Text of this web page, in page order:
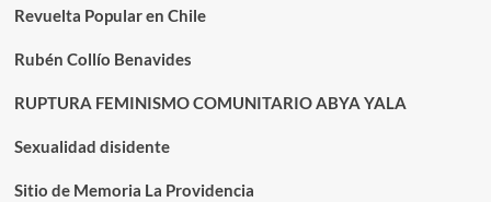
Revuelta Popular en Chile
Rubén Collío Benavides
RUPTURA FEMINISMO COMUNITARIO ABYA YALA
Sexualidad disidente
Sitio de Memoria La Providencia